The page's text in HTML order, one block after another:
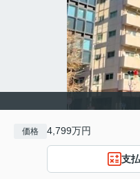
価格 4,799万円
支